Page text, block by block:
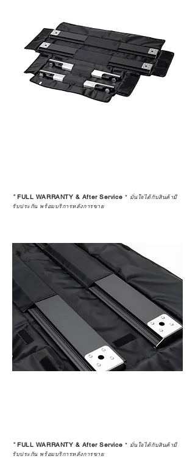
ประสบการณ์ที่สมบูรณ์แบบในระยะ
ยาว
อ่านต่อเรื่องการรับประกันสินค้าได้
ตรงนี้
https://www.campstudio.co.th/
*FULL WARRANTY & After Service * มั่นใจได้กับสินค้ามี
รับประกัน พร้อมบริการหลังการขาย
*FULL WARRANTY & After Service * มั่นใจได้กับสินค้ามี
รับประกัน พร้อมบริการหลังการขาย